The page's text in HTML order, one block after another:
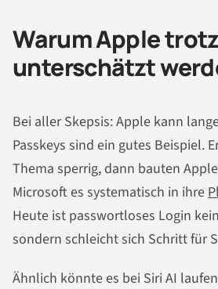
Warum Apple
unterschätzt
Bei aller Skepsis: Apple kann
Passkeys sind ein gutes Beispiel.
Thema sperrig, dann bauten
Microsoft es systematisch in ihre
Heute ist passwortloses Login
sondern schleicht sich Schritt für
Ähnlich könnte es bei Siri AI